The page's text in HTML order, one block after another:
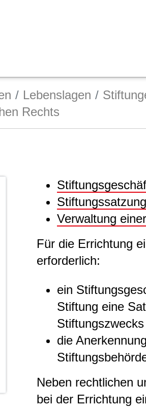
Lebenslagen
Rechts
Stiftungssatzung
Verwaltung
Für die Errichtung
erforderlich:
ein
Stiftung eine
die
Neben rechtlichen
bei der Errichtung